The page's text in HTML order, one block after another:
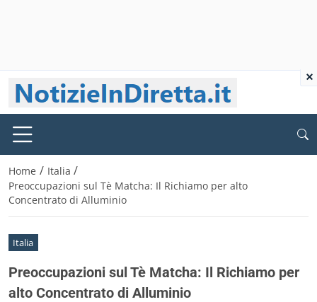
Home / Italia /
Preoccupazioni sul Tè Matcha: Il Richiamo per alto
Concentrato di Alluminio
Italia
Preoccupazioni sul Tè Matcha: Il Richiamo per
alto Concentrato di Alluminio
×